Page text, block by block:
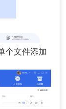
个文件添加